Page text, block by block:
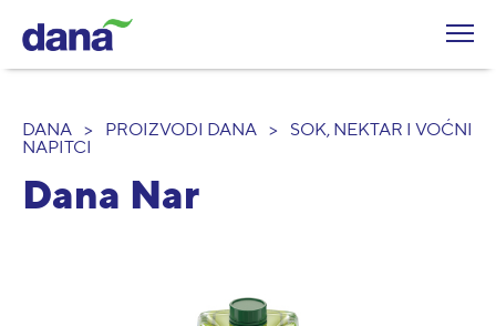
DANA > PROIZVODI DANA >
SOK, NEKTAR I VOĆNI
NAPITCI
Dana Nar